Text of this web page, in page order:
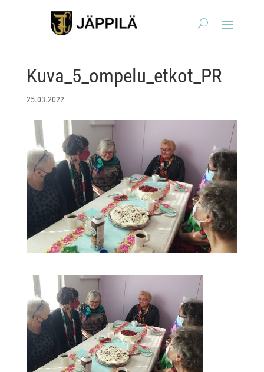
Kuva_5_ompelu_etkot_PR
25.03.2022